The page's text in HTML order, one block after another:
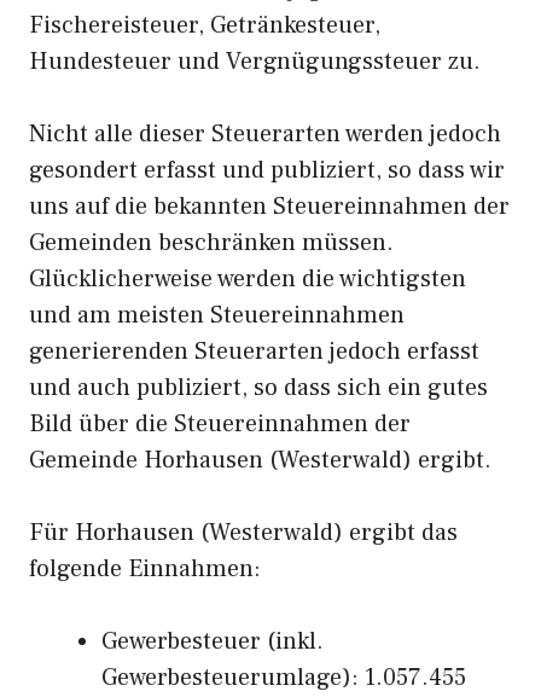
Fischereisteuer, Getränkesteuer,
Hundesteuer und Vergnügungssteuer zu.
Nicht alle dieser Steuerarten werden jedoch
gesondert erfasst und publiziert, so dass wir
uns auf die bekannten Steuereinnahmen der
Gemeinden beschränken müssen.
Glücklicherweise werden die wichtigsten
und am meisten Steuereinnahmen
generierenden Steuerarten jedoch erfasst
und auch publiziert, so dass sich ein gutes
Bild über die Steuereinnahmen der
Gemeinde Horhausen (Westerwald) ergibt.
Für Horhausen (Westerwald) ergibt das
folgende Einnahmen:
Gewerbesteuer (inkl.
Gewerbesteuerumlage): 1.057.455